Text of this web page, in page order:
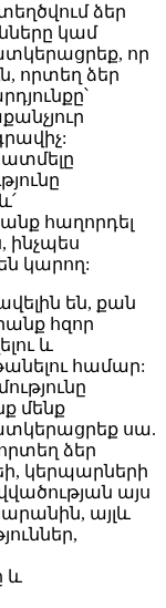
ձեր
կամ
որ
որտեղ ձեր
հաղորդել
ինչպես
կարող:
են, քան
հզոր
և
համար:
մենք
սա.
ձեր
կերպարների
այս
այլև
և